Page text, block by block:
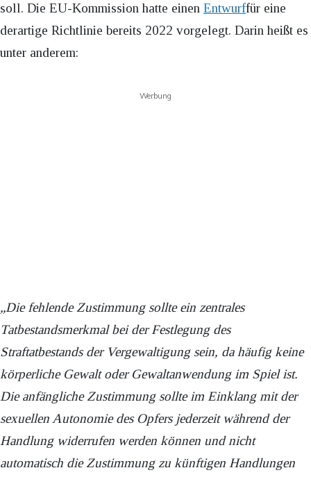
soll. Die EU-Kommission hatte einen Entwurffür eine
derartige Richtlinie bereits 2022 vorgelegt. Darin heißt es
unter anderem:
Werbung
„Die fehlende Zustimmung sollte ein zentrales
Tatbestandsmerkmal bei der Festlegung des
Straftatbestands der Vergewaltigung sein, da häufig keine
körperliche Gewalt oder Gewaltanwendung im Spiel ist.
Die anfängliche Zustimmung sollte im Einklang mit der
sexuellen Autonomie des Opfers jederzeit während der
Handlung widerrufen werden können und nicht
automatisch die Zustimmung zu künftigen Handlungen